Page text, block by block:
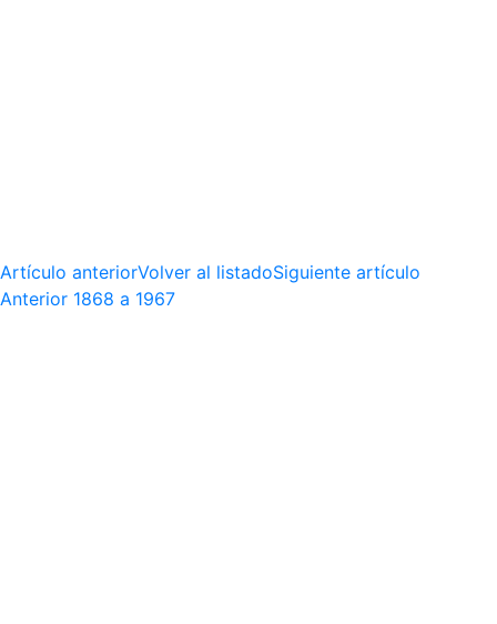
Artículo anteriorVolver al listadoSiguiente artículo
Anterior 1868 a 1967